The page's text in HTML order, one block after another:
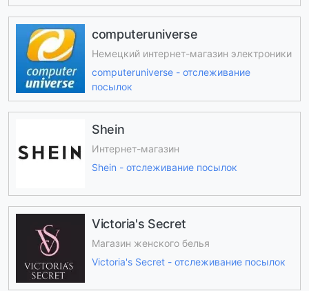
computeruniverse
Немецкий интернет-магазин электроники
computeruniverse - отслеживание
посылок
Shein
Интернет-магазин
Shein - отслеживание посылок
Victoria's Secret
Магазин женского белья
Victoria's Secret - отслеживание посылок